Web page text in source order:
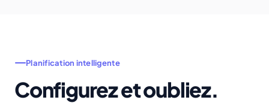
Planification intelligente
Configurez et oubliez.